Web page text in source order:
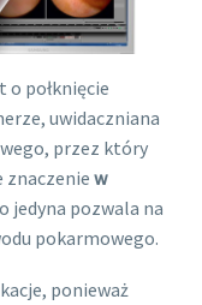
o połknięcie
uwidaczniana
przez który
znaczenie w
jedyna pozwala na
pokarmowego.
ponieważ